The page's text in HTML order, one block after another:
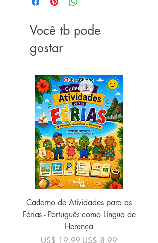
Você tb pode
gostar
Caderno de Atividades para as
Férias - Português como Língua de
Herança
Preço normal
US$ 19,99 Preço promocional
US$ 8,99